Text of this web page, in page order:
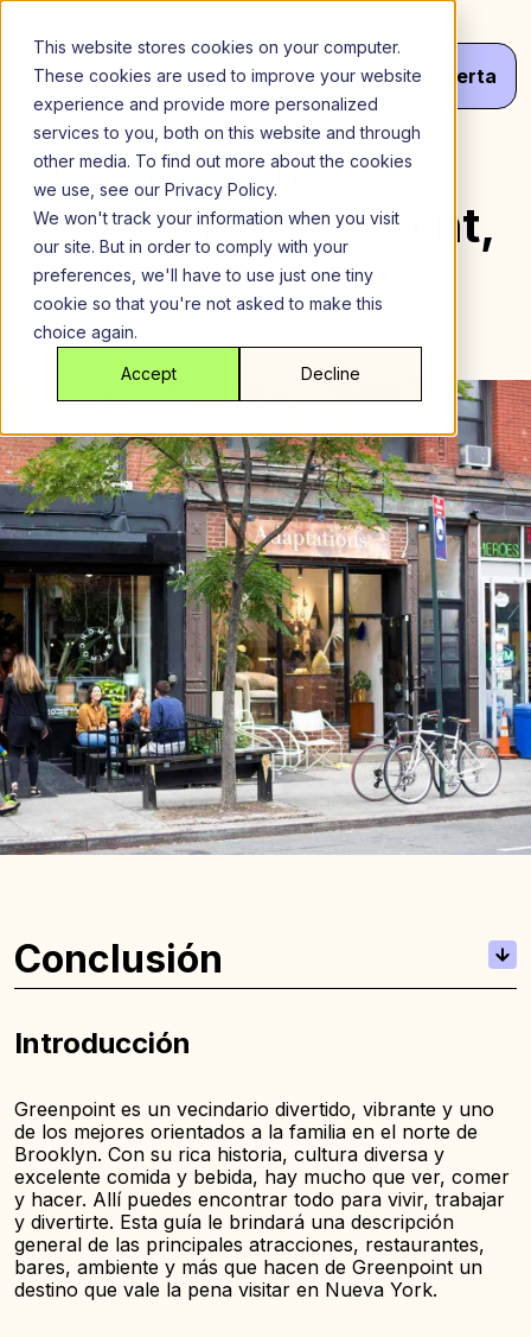
This website stores cookies on your computer.
These cookies are used to improve your website
experience and provide more personalized
services to you, both on this website and through
other media. To find out more about the cookies
we use, see our Privacy Policy.
We won't track your information when you visit
our site. But in order to comply with your
preferences, we'll have to use just one tiny
cookie so that you're not asked to make this
choice again.
Accept Decline
Saltar
contenido
Menú
¡HazTu Oferta
Qué ver, comer y
hacer en Greenpoint,
Brooklyn
Conclusión
Introducción
Greenpoint es un vecindario divertido, vibrante y uno
de los mejores orientados a la familia en el norte de
Brooklyn. Con su rica historia, cultura diversa y
excelente comida y bebida, hay mucho que ver, comer
y hacer. Allí puedes encontrar todo para vivir, trabajar
y divertirte. Esta guía le brindará una descripción
general de las principales atracciones, restaurantes,
bares, ambiente y más que hacen de Greenpoint un
destino que vale la pena visitar en Nueva York.